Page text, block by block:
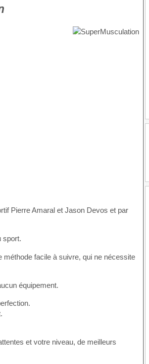
Pierre Amaral et Jason Devos et par
sport.
méthode facile à suivre, qui ne nécessite
équipement.
et votre niveau, de meilleurs